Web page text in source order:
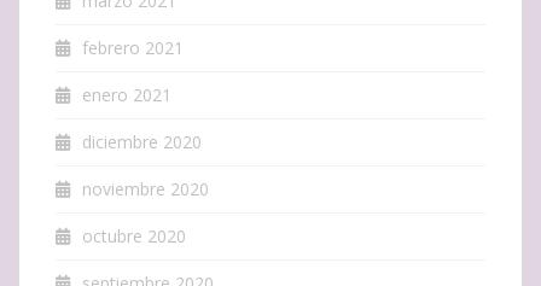
febrero 2021
enero 2021
diciembre 2020
noviembre 2020
octubre 2020